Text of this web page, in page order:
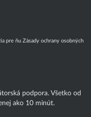
pre ňu Zásady ochrany osobných
podpora. Všetko od
ako 10 minút.